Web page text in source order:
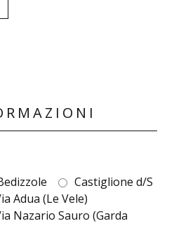
Castiglione d/S
Adua (Le Vele)
Nazario Sauro (Garda